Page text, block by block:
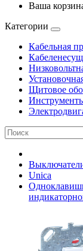
Ваша
Категории
Кабельная
Щитовое
Unica